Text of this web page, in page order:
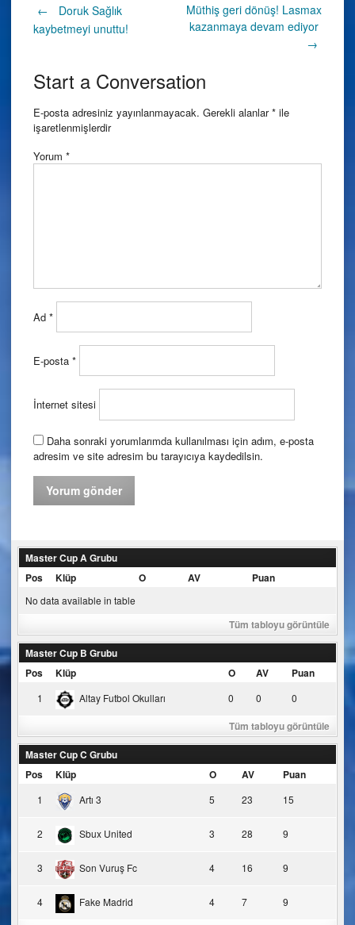
Post
navigation
←
Doruk Sağlık
kaybetmeyi unuttu!
Müthiş geri dönüş! Lasmax
kazanmaya devam ediyor
→
Start a Conversation
E-posta adresiniz yayınlanmayacak. Gerekli alanlar* ile
işaretlenmişlerdir
Yorum *
Ad *
E-posta *
İnternet sitesi
Daha sonraki yorumlarımda kullanılması için adım, e-posta
adresim ve site adresim bu tarayıcıya kaydedilsin.
Master Cup A Grubu
Pos
Klüp O AV Puan
No data available in table
Tüm tabloyu görüntüle
Master Cup B Grubu
Pos
Klüp O AV Puan
1 Altay Futbol Okulları 0 0 0
Tüm tabloyu görüntüle
Master Cup C Grubu
Pos
Klüp O AV Puan
1 Artı 3 5 23 15
2 Sbux United 3 28 9
3 Son Vuruş Fc 4 16 9
4 Fake Madrid 4 7 9